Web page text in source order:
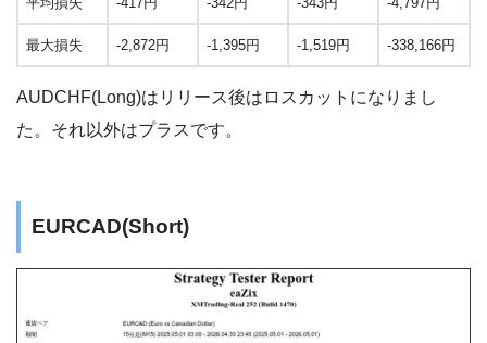
最大損失 -2,872円 -1,395円 -1,519円 -338,166円
AUDCHF(Long)はリリース後はロスカットになりまし
た。それ以外はプラスです。
EURCAD(Short)